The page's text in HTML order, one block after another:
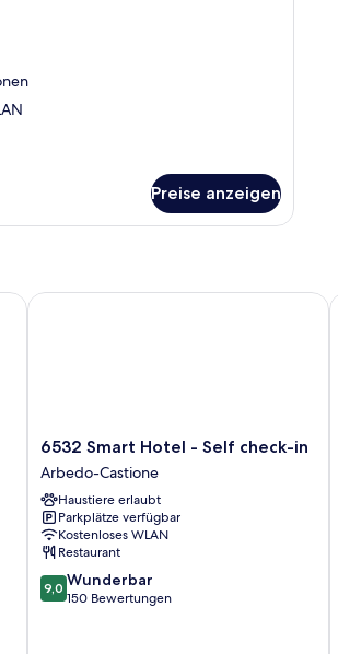
Preise anzeigen
6532
Smart
Hotel
-
Self
check-
in
Arbedo-
Castione
6532 Smart Hotel - Self check-in
Arbedo-Castione
Haustiere erlaubt
Parkplätze verfügbar
Kostenloses WLAN
Restaurant
9.0
von
9,0 Wunderbar
150 Bewertungen
6532 Smart Hotel - Self check-in